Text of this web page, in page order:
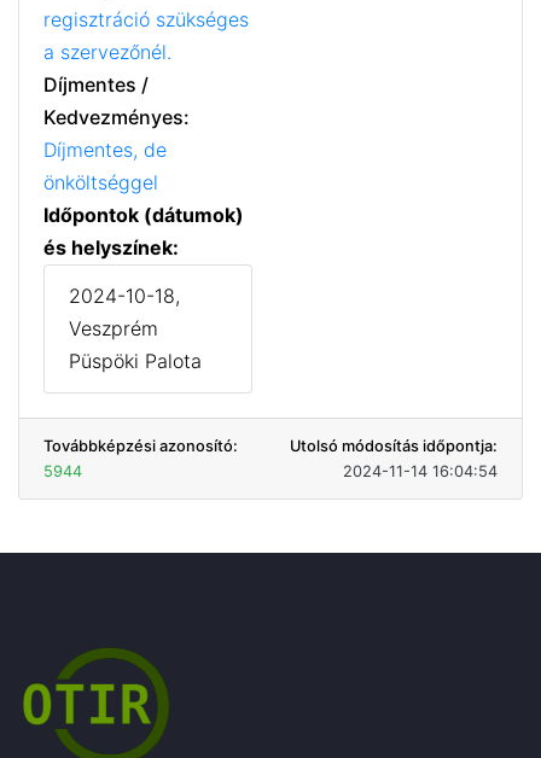
regisztráció szükséges
a szervezőnél.
Díjmentes /
Kedvezményes:
Díjmentes, de
önköltséggel
Időpontok (dátumok)
és helyszínek:
2024-10-18,
Veszprém
Püspöki Palota
Továbbképzési azonosító:
5944
Utolsó módosítás időpontja:
2024-11-14 16:04:54